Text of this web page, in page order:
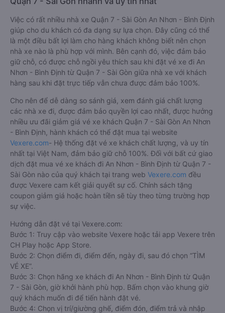
Việc có rất nhiều nhà xe Quận 7 - Sài Gòn An Nhơn - Bình Định
giúp cho du khách có đa dạng sự lựa chọn. Đây cũng có thể
là một điều bất lợi làm cho hàng khách không biết nên chọn
nhà xe nào là phù hợp với mình. Bên cạnh đó, việc đảm bảo
giữ chỗ, có được chỗ ngồi yêu thích sau khi đặt vé xe đi An
Nhơn - Bình Định từ Quận 7 - Sài Gòn giữa nhà xe với khách
hàng sau khi đặt trực tiếp vẫn chưa được đảm bảo 100%.
Cho nên để dễ dàng so sánh giá, xem đánh giá chất lượng
các nhà xe đi, được đảm bảo quyền lợi cao nhất, được hưởng
nhiều ưu đãi giảm giá vé xe khách Quận 7 - Sài Gòn An Nhơn
- Bình Định, hành khách có thể đặt mua tại website
Vexere.com- Hệ thống đặt vé xe khách chất lượng, và uy tín
nhất tại Việt Nam, đảm bảo giữ chỗ 100%. Đối với bất cứ giao
dịch đặt mua vé xe khách đi An Nhơn - Bình Định từ Quận 7 -
Sài Gòn nào của quý khách tại trang web Vexere.com đều
được Vexere cam kết giải quyết sự cố. Chính sách tặng
coupon giảm giá hoặc hoàn tiền sẽ tùy theo từng trường hợp
sự việc.
Hướng dẫn đặt vé tại Vexere.com:
Bước 1: Truy cập vào website Vexere hoặc tải app Vexere trên
CH Play hoặc App Store.
Bước 2: Chọn điểm đi, điểm đến, ngày đi, sau đó chọn “TÌM
VÉ XE”.
Bước 3: Chọn hãng xe khách đi An Nhơn - Bình Định từ Quận
7 - Sài Gòn, giờ khởi hành phù hợp. Bấm chọn vào khung giờ
quý khách muốn đi để tiến hành đặt vé.
Bước 4: Chọn vị trí/giường ghế, điểm đón, điểm trả và nhập